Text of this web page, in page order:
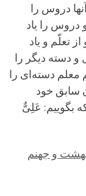
دروس را
را یاد
تعلّم و یاد
و دسته دیگر را
دسته‌اى را
سابق خود
بگوییم: عَلِىٌّ
بهشت و جهنم